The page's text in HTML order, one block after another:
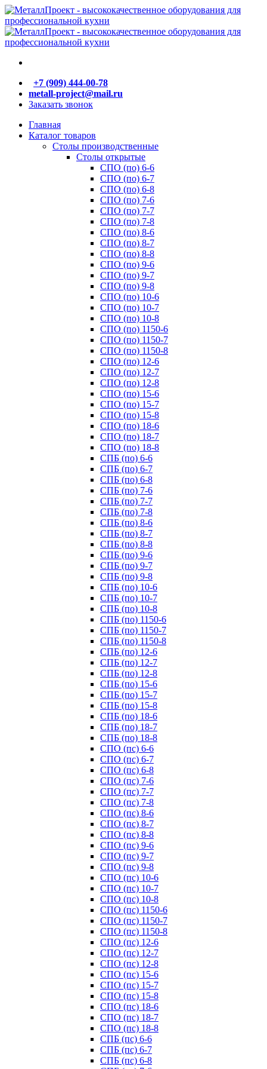
+7 (909) 444-00-78
metall-project@mail.ru
Заказать звонок
Главная
Каталог товаров
Столы производственные
Столы открытые
СПО (по) 6-6
СПО (по) 6-7
СПО (по) 6-8
СПО (по) 7-6
СПО (по) 7-7
СПО (по) 7-8
СПО (по) 8-6
СПО (по) 8-7
СПО (по) 8-8
СПО (по) 9-6
СПО (по) 9-7
СПО (по) 9-8
СПО (по) 10-6
СПО (по) 10-7
СПО (по) 10-8
СПО (по) 1150-6
СПО (по) 1150-7
СПО (по) 1150-8
СПО (по) 12-6
СПО (по) 12-7
СПО (по) 12-8
СПО (по) 15-6
СПО (по) 15-7
СПО (по) 15-8
СПО (по) 18-6
СПО (по) 18-7
СПО (по) 18-8
СПБ (по) 6-6
СПБ (по) 6-7
СПБ (по) 6-8
СПБ (по) 7-6
СПБ (по) 7-7
СПБ (по) 7-8
СПБ (по) 8-6
СПБ (по) 8-7
СПБ (по) 8-8
СПБ (по) 9-6
СПБ (по) 9-7
СПБ (по) 9-8
СПБ (по) 10-6
СПБ (по) 10-7
СПБ (по) 10-8
СПБ (по) 1150-6
СПБ (по) 1150-7
СПБ (по) 1150-8
СПБ (по) 12-6
СПБ (по) 12-7
СПБ (по) 12-8
СПБ (по) 15-6
СПБ (по) 15-7
СПБ (по) 15-8
СПБ (по) 18-6
СПБ (по) 18-7
СПБ (по) 18-8
СПО (пс) 6-6
СПО (пс) 6-7
СПО (пс) 6-8
СПО (пс) 7-6
СПО (пс) 7-7
СПО (пс) 7-8
СПО (пс) 8-6
СПО (пс) 8-7
СПО (пс) 8-8
СПО (пс) 9-6
СПО (пс) 9-7
СПО (пс) 9-8
СПО (пс) 10-6
СПО (пс) 10-7
СПО (пс) 10-8
СПО (пс) 1150-6
СПО (пс) 1150-7
СПО (пс) 1150-8
СПО (пс) 12-6
СПО (пс) 12-7
СПО (пс) 12-8
СПО (пс) 15-6
СПО (пс) 15-7
СПО (пс) 15-8
СПО (пс) 18-6
СПО (пс) 18-7
СПО (пс) 18-8
СПБ (пс) 6-6
СПБ (пс) 6-7
СПБ (пс) 6-8